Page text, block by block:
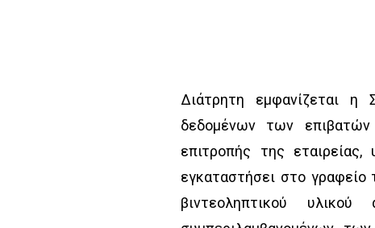
Διάτρητη εμφανίζεται
δεδομένων των
επιτροπής της
εγκαταστήσει στο
βιντεοληπτικού